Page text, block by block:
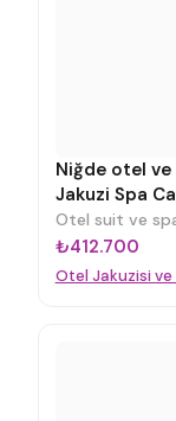
Niğde otel
Jakuzi Spa
Otel suit ve
₺412.700
Otel Jakuzisi